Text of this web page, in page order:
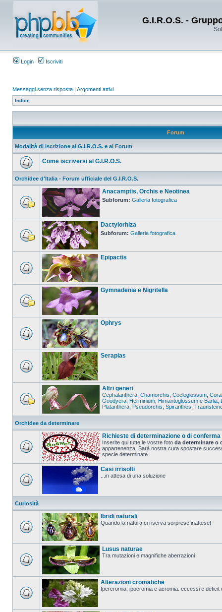
G.I.R.O.S. -
Login Iscriviti
Messaggi senza risposta | Argomenti attivi
Indice
Forum
Modalità di iscrizione al G.I.R.O.S. e al Forum
Come iscriversi al G.I.R.O.S.
Orchidee d'Italia - Forum ufficiale del G.I.R.O.S.
Anacamptis, Orchis e Neotinea
Subforum: Galleria fotografica
Dactylorhiza
Subforum: Galleria fotografica
Epipactis
Gymnadenia e Nigritella
Ophrys
Serapias
Altri generi
Cephalanthera Chamorchis Coeloglossum
Goodyera Herminium Himantoglossum e Barlia
Platanthera Pseudorchis Spiranthes
Orchidee da determinare
Richieste di determinazione o di conferma
Inserite qui tutte le vostre foto da determinare o
appartenenza. Sarà nostra cura spostare
specie determinate.
Casi irrisolti
...in attesa di una soluzione
Curiosità
Ibridi naturali
Quando la natura ci riserva sorprese inattese!
Lusus naturae
Tra mutazioni e magnifiche aberrazioni
Alterazioni cromatiche
Ipercromia, ipocromia e acromia: eccessi e deficit